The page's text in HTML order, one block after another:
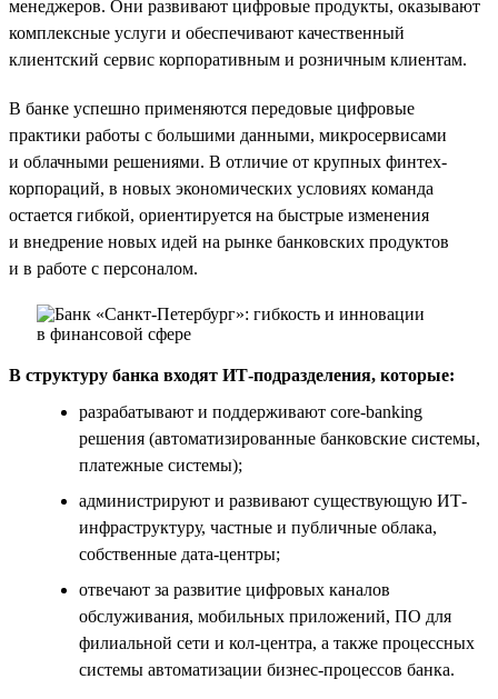
менеджеров. Они развивают цифровые продукты, оказывают
комплексные услуги и обеспечивают качественный
клиентский сервис корпоративным и розничным клиентам.
В банке успешно применяются передовые цифровые
практики работы с большими данными, микросервисами
и облачными решениями. В отличие от крупных финтех-
корпораций, в новых экономических условиях команда
остается гибкой, ориентируется на быстрые изменения
и внедрение новых идей на рынке банковских продуктов
и в работе с персоналом.
В структуру банка входят ИТ-подразделения, которые:
разрабатывают и поддерживают core-banking
решения (автоматизированные банковские системы,
платежные системы);
администрируют и развивают существующую ИТ-
инфраструктуру, частные и публичные облака,
собственные дата-центры;
отвечают за развитие цифровых каналов
обслуживания, мобильных приложений, ПО для
филиальной сети и кол-центра, а также процессных
системы автоматизации бизнес-процессов банка.